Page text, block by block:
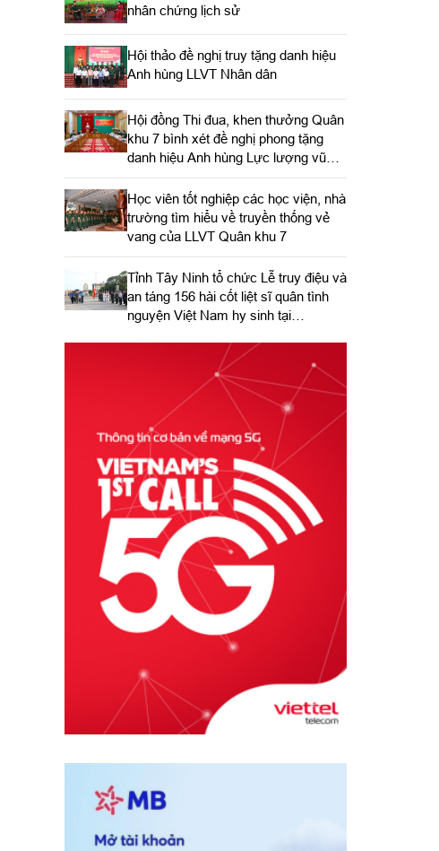
nhân chứng lịch sử
Hội thảo đề nghị truy tặng danh hiệu
Anh hùng LLVT Nhân dân
Hội đồng Thi đua, khen thưởng Quân
khu 7 bình xét đề nghị phong tặng
danh hiệu Anh hùng Lực lượng vũ
trang nhân dân
Học viên tốt nghiệp các học viện, nhà
trường tìm hiểu về truyền thống vẻ
vang của LLVT Quân khu 7
​Tỉnh Tây Ninh tổ chức Lễ truy điệu và
an táng 156 hài cốt liệt sĩ quân tình
nguyện Việt Nam hy sinh tại